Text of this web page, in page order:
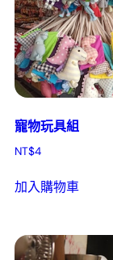
寵物玩具組
NT$4
加入購物車